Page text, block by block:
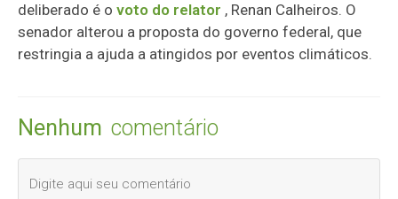
deliberado é o voto do relator , Renan Calheiros. O
senador alterou a proposta do governo federal, que
restringia a ajuda a atingidos por eventos climáticos.
Nenhum comentário